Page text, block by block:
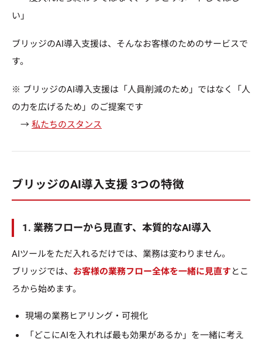
い」
ブリッジのAI導入支援は、そんなお客様のためのサービスで
す。
※ ブリッジのAI導入支援は「人員削減のため」ではなく「人
の力を広げるため」のご提案です
→ 私たちのスタンス
ブリッジのAI導入支援 3つの特徴
1. 業務フローから見直す、本質的なAI導入
AIツールをただ入れるだけでは、業務は変わりません。
ブリッジでは、 お客様の業務フロー全体を一緒に見直す とこ
ろから始めます。
現場の業務ヒアリング・可視化
「どこにAIを入れれば最も効果があるか」を一緒に考え